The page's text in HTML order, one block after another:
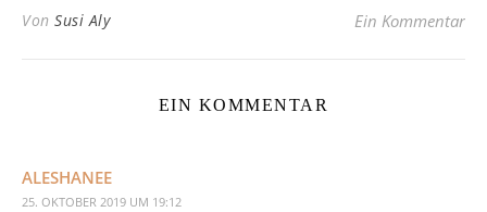
Von Susi Aly Ein Kommentar
EIN KOMMENTAR
ALESHANEE
25. OKTOBER 2019 UM 19:12